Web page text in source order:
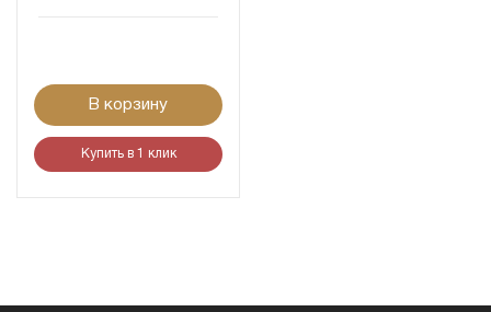
В корзину
Купить в 1 клик